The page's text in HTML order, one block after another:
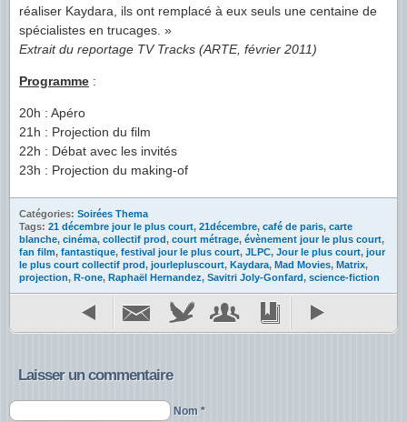
réaliser Kaydara, ils ont remplacé à eux seuls une centaine de
spécialistes en trucages. »
Extrait du reportage TV Tracks (ARTE, février 2011)
Programme :
20h : Apéro
21h : Projection du film
22h : Débat avec les invités
23h : Projection du making-of
Catégories: Soirées Thema
Tags: 21 décembre jour le plus court, 21décembre, café de paris, carte
blanche, cinéma, collectif prod, court métrage, évènement jour le plus court,
fan film, fantastique, festival jour le plus court, JLPC, Jour le plus court, jour
le plus court collectif prod, jourlepluscourt, Kaydara, Mad Movies, Matrix,
projection, R-one, Raphaël Hernandez, Savitri Joly-Gonfard, science-fiction
Laisser un commentaire
Nom *